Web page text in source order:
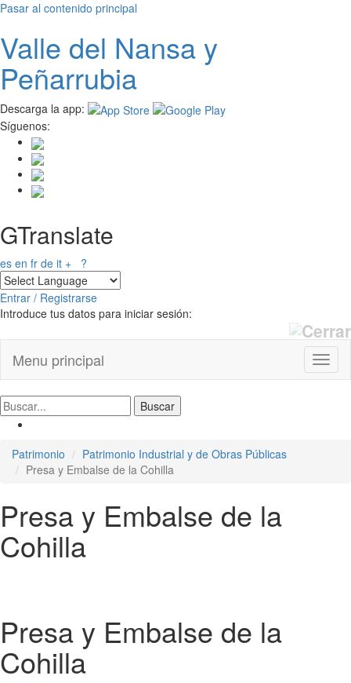
Pasar al contenido principal
Valle del Nansay
Peñarrubia
Descarga la app:
Síguenos:
GTranslate
es en fr de it + ?
Entrar / Registrarse
Introduce tus datos para iniciar sesión:
Menu principal
Patrimonio
Patrimonio Industrial y de Obras Públicas
Presa y Embalse de la Cohilla
Presa y Embalse de la
Cohilla
Presa y Embalse de la
Cohilla